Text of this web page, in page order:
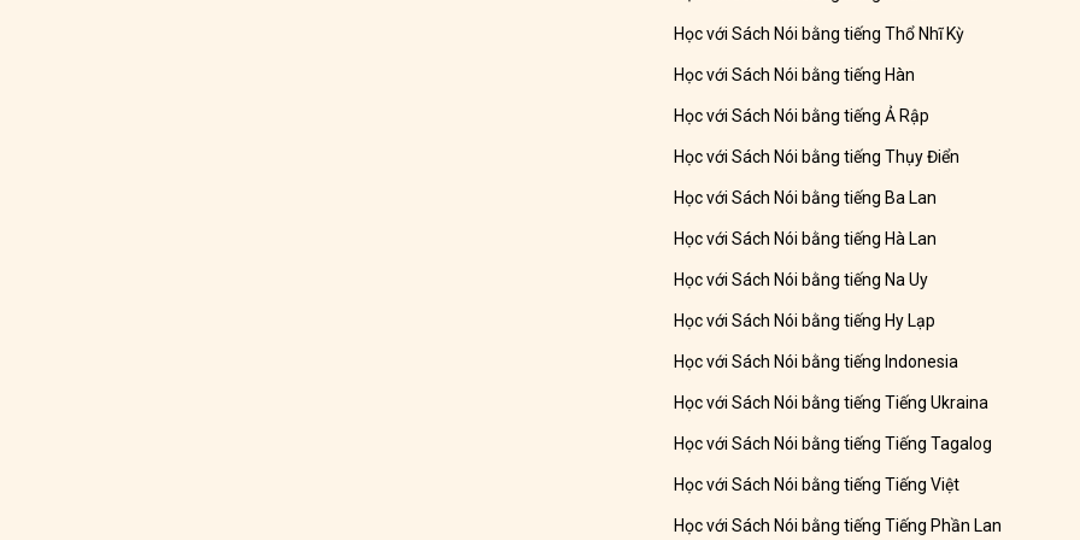
Học với Sách Nói bằng tiếng Thổ Nhĩ Kỳ
Học với Sách Nói bằng tiếng Hàn
Học với Sách Nói bằng tiếng Ả Rập
Học với Sách Nói bằng tiếng Thụy Điển
Học với Sách Nói bằng tiếng Ba Lan
Học với Sách Nói bằng tiếng Hà Lan
Học với Sách Nói bằng tiếng Na Uy
Học với Sách Nói bằng tiếng Hy Lạp
Học với Sách Nói bằng tiếng Indonesia
Học với Sách Nói bằng tiếng Tiếng Ukraina
Học với Sách Nói bằng tiếng Tiếng Tagalog
Học với Sách Nói bằng tiếng Tiếng Việt
Học với Sách Nói bằng tiếng Tiếng Phần Lan